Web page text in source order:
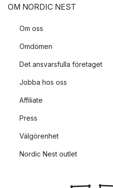
OM NORDIC NEST
Om oss
Omdömen
Det ansvarsfulla företaget
Jobba hos oss
Affiliate
Press
Välgörenhet
Nordic Nest outlet